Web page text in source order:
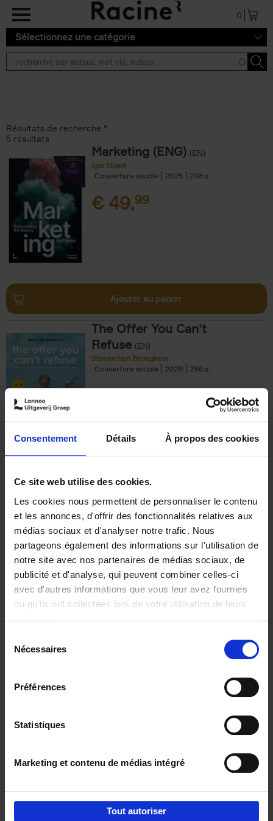
Consentement Détails À propos des cookies
Ce site web utilise des cookies.
Les cookies nous permettent de personnaliser le contenu
et les annonces, d'offrir des fonctionnalités relatives aux
médias sociaux et d'analyser notre trafic. Nous
partageons également des informations sur l'utilisation de
notre site avec nos partenaires de médias sociaux, de
publicité et d'analyse, qui peuvent combiner celles-ci
avec d'autres informations que vous leur avez fournies
ou qu'ils ont collectées lors de votre utilisation de leurs
Nécessaires
Préférences
Statistiques
Marketing et contenu de médias intégré
Tout autoriser
Aller au contenu principal
0
Sélectionnez une catégorie
Résultats de recherche ''
5 résultats
Marketing (ENG) (EN)
Igor Nowé
Couverture souple
2025 208
€ 49,99
Ajouter au panier
The Offer You Can't
Refuse (EN)
Steven Van Belleghem
Couverture souple
2020 256
€37,50
Building Bonds = Building
Business
Jochen Roef Jozefien De Feyter
Carolien Boom
Couverture souple
2025 200
€29,99
Digital marketing like a PRO -
completely revised edition (EN)